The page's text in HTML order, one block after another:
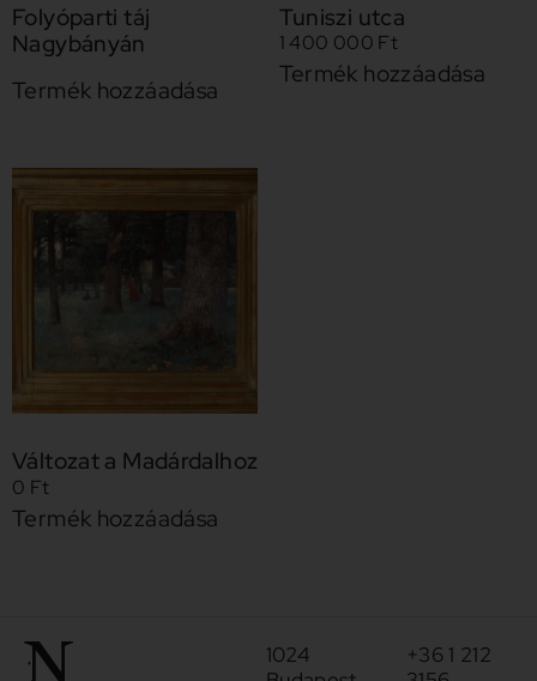
Folyóparti táj
Nagybányán
Termék hozzáadása
Tuniszi utca
1 400 000 Ft
Termék hozzáadása
Változat a Madárdalhoz
0 Ft
Termék hozzáadása
1024
+36 1 212